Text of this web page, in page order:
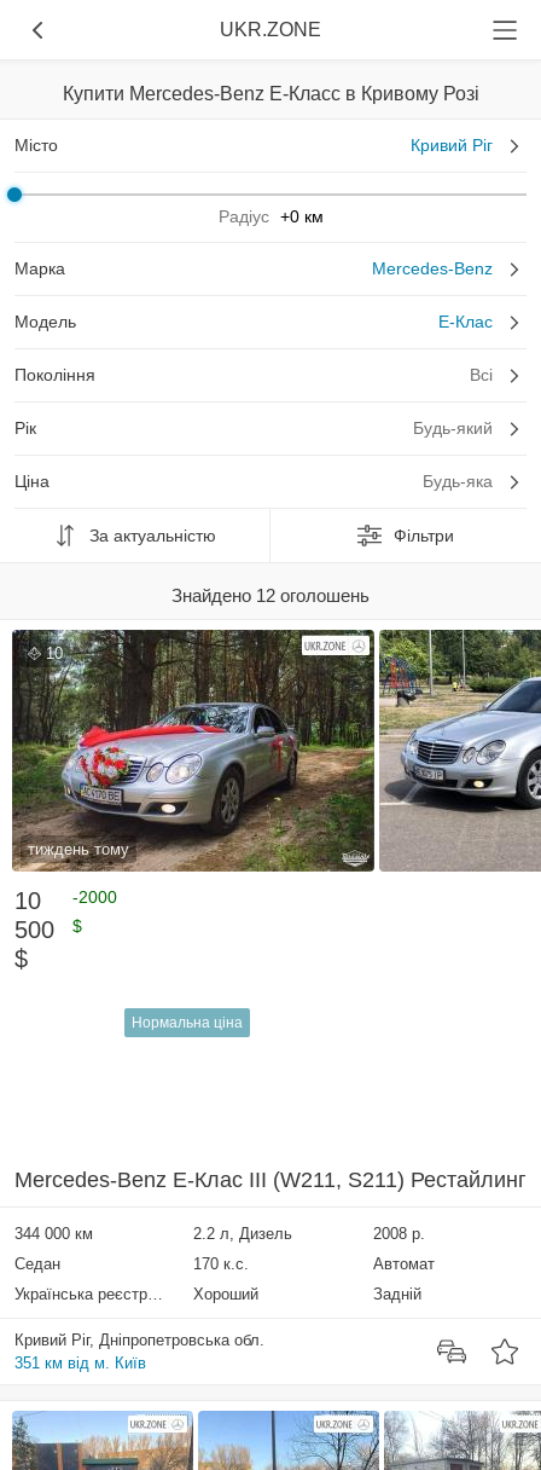
UKR.ZONE
Купити Mercedes-Benz E-Класс в Кривому Розі
Місто Кривий Ріг
Радіус +0 км
Марка Mercedes-Benz
Модель E-Клас
Покоління Всі
Рік Будь-який
Ціна Будь-яка
За актуальністю Фільтри
Знайдено 12 оголошень
10
тиждень тому
10
500
$
-2000
$
Нормальна ціна
Mercedes-Benz E-Клас III (W211, S211) Рестайлинг
344 000 км 2.2 л, Дизель
2008 р.
Седан
170 к.с.
Автомат
Українська реєстрація
Хороший Задній
Кривий Ріг, Дніпропетровська обл.
351 км від м. Київ